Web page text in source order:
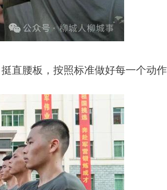
直腰板，按照标准做好每一个动作